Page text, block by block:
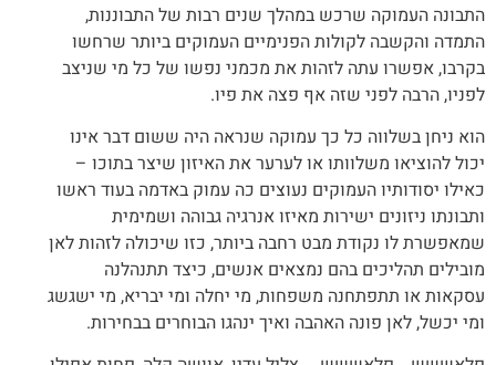
התבונה העמוקה שרכש במהלך שנים רבות של התבוננות,
התמדה והקשבה לקולות הפנימיים העמוקים ביותר שרחשו
בקרבו, אפשרו עתה לזהות את מכמני נפשו של כל מי שניצב
לפניו, הרבה לפני שזה אף פצה את פיו.
הוא ניחן בשלווה כל כך עמוקה שנראה היה ששום דבר אינו
יכול להוציאו משלוותו או לערער את האיזון שיצר בתוכו –
כאילו יסודותיו העמוקים נעוצים כה עמוק באדמה בעוד ראשו
ותבונתו ניזונים ישירות מאיזו אנרגיה גבוהה ושמימית
שמאפשרת לו נקודת מבט רחבה ביותר, כזו שיכולה לזהות לאן
מובילים תהליכים בהם נמצאים אנשים, כיצד תתנהלנה
עסקאות או תתפתחנה משפחות, מי יחלה ומי יבריא, מי ישגשג
ומי יכשל, לאן פונה האהבה ואיך ינהגו הבוחרים בבחירות.